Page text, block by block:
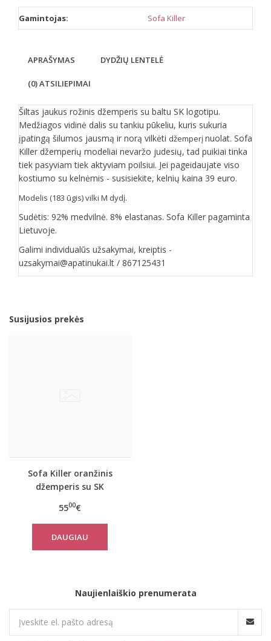
Gamintojas: Sofa Killer
APRAŠYMAS DYDŽIŲ LENTELĖ
(0) ATSILIEPIMAI
Šiltas jaukus rožinis džemperis su baltu SK logotipu.
Medžiagos vidinė dalis su tankiu pūkeliu, kuris sukuria
įpatingą šilumos jausmą ir norą vilkėti džemperįnuolat. Sofa
Killer džemperių modeliai nevaržo judesių, tad puikiai tinka
tiek pasyviam tiek aktyviam poilsiui. Jei pageidaujate viso
kostiumo su kelnėmis - susisiekite, kelnių kaina 39 euro.
Modelis (183 ūgis) vilki M dydį.
Sudėtis: 92% medvilnė. 8% elastanas. Sofa Killer pagaminta
Lietuvoje.
Galimi individualūs užsakymai, kreiptis -
uzsakymai@apatinukai.lt / 867125431
Susijusios prekės
Sofa Killer oranžinis
džemperis su SK
5500€
DAUGIAU
Naujienlaiškio prenumerata